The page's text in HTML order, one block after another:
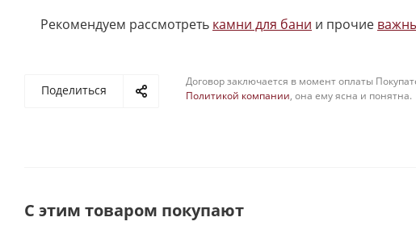
Рекомендуем рассмотреть камни для бани и прочие
Поделиться
Договор заключается в момент оплаты
Политикой компании, она ему ясна и понятна.
С этим товаром покупают